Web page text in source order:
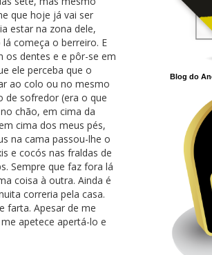
que hoje já vai ser
estar na zona dele,
começa o berreiro. E
os dentes e e pôr-se em
ele perceba que o
ao colo ou no mesmo
de sofredor (era o que
chão, em cima da
cima dos meus pés,
na cama passou-lhe o
e cocós nas fraldas de
Sempre que faz fora lá
coisa à outra. Ainda é
correria pela casa.
farta. Apesar de me
apetece apertá-lo e
Blog do